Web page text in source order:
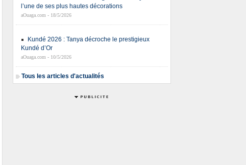
l’une de ses plus hautes décorations
aOuaga.com - 18/5/2026
Kundé 2026 : Tanya décroche le prestigieux
Kundé d’Or
aOuaga.com - 10/5/2026
Tous les articles d'actualités